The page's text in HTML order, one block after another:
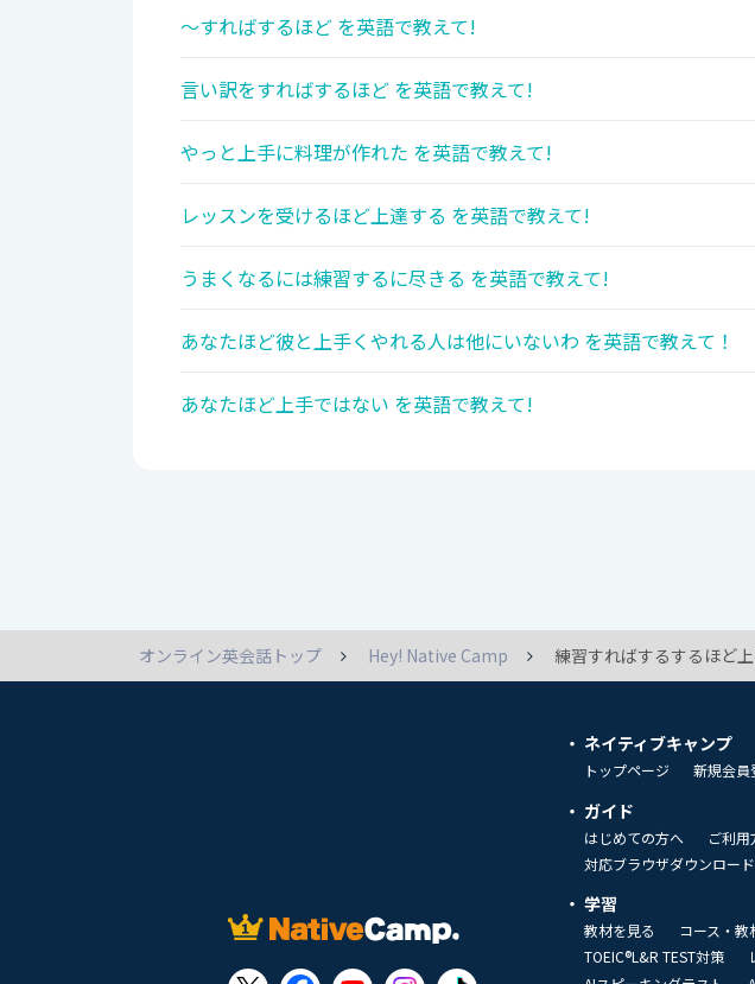
～すればするほど を英語で教えて!
言い訳をすればするほど を英語で教えて!
やっと上手に料理が作れた を英語で教えて!
レッスンを受けるほど上達する を英語で教えて!
うまくなるには練習するに尽きる を英語で教えて!
あなたほど彼と上手くやれる人は他にいないわ を英語で教えて！
あなたほど上手ではない を英語で教えて!
オンライン英会話トップ Hey! Native Camp 練習すればするするほど
ネイティブキャンプ
トップページ 新規会員
ガイド
はじめての方へ ご利用
対応ブラウザダウンロード
学習
教材を見る コース・教
TOEIC®L&R TEST対策